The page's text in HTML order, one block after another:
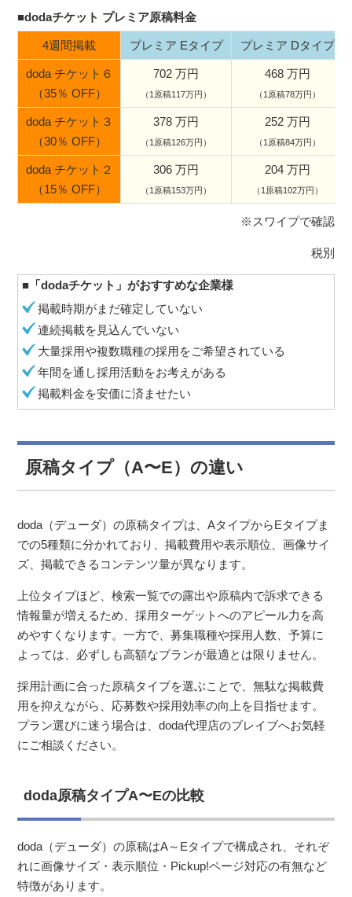
■dodaチケット プレミア原稿料金
4週間掲載 プレミア Eタイプ プレミア Dタイプ
doda チケット６
（35％ OFF）
702 万円
（1原稿117万円）
468 万円
（1原稿78万円）
doda チケット３
（30％ OFF）
378 万円
（1原稿126万円）
252 万円
（1原稿84万円）
doda チケット２
（15％ OFF）
306 万円
（1原稿153万円）
204 万円
（1原稿102万円）
※スワイプで確認
税別
■「dodaチケット」がおすすめな企業様
掲載時期がまだ確定していない
連続掲載を見込んでいない
大量採用や複数職種の採用をご希望されている
年間を通し採用活動をお考えがある
掲載料金を安価に済ませたい
原稿タイプ（A〜E）の違い
doda（デューダ）の原稿タイプは、AタイプからEタイプま
での5種類に分かれており、掲載費用や表示順位、画像サイ
ズ、掲載できるコンテンツ量が異なります。
上位タイプほど、検索一覧での露出や原稿内で訴求できる
情報量が増えるため、採用ターゲットへのアピール力を高
めやすくなります。一方で、募集職種や採用人数、予算に
よっては、必ずしも高額なプランが最適とは限りません。
採用計画に合った原稿タイプを選ぶことで、無駄な掲載費
用を抑えながら、応募数や採用効率の向上を目指せます。
プラン選びに迷う場合は、doda代理店のブレイブへお気軽
にご相談ください。
doda原稿タイプA〜Eの比較
doda（デューダ）の原稿はA～Eタイプで構成され、それぞ
れに画像サイズ・表示順位・Pickup!ページ対応の有無など
特徴があります。